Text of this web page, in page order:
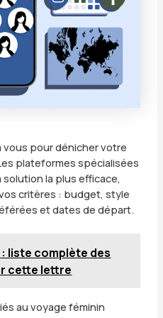
vous pour dénicher votre
plateformes spécialisées
la plus efficace,
critères : budget, style
et dates de départ.
: liste complète des
cette lettre
au voyage féminin